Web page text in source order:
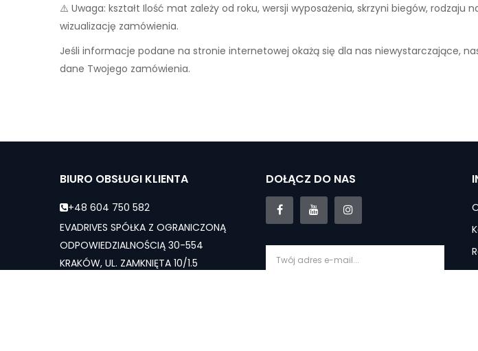
⚠️ Uwaga: kształt Ilość mat zależy od roku, wersji wyposażenia, skrzyni biegów,
wizualizację zamówienia.
Jeśli informacje podane na stronie internetowej okażą się dla nas niewystarczające,
dane Twojego zamówienia.
BIURO OBSŁUGI KLIENTA
+48 604 750 582
EVADRIVES SPÓŁKA Z OGRANICZONĄ
ODPOWIEDZIALNOŚCIĄ 30-554
KRAKÓW, UL. ZAMKNIĘTA 10/1.5
DOŁĄCZ DO NAS